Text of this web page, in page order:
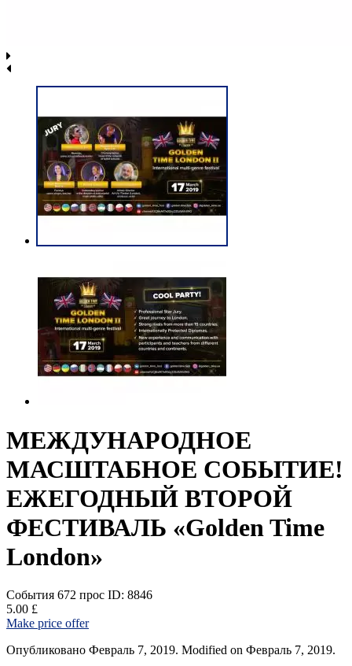
МЕЖДУНАРОДНОЕ
МАСШТАБНОЕ СОБЫТИЕ!
ЕЖЕГОДНЫЙ ВТОРОЙ
ФЕСТИВАЛЬ «Golden Time
London»
События 672 прос ID: 8846
5.00 £
Make price offer
Опубликовано Февраль 7, 2019. Modified on Февраль 7, 2019.